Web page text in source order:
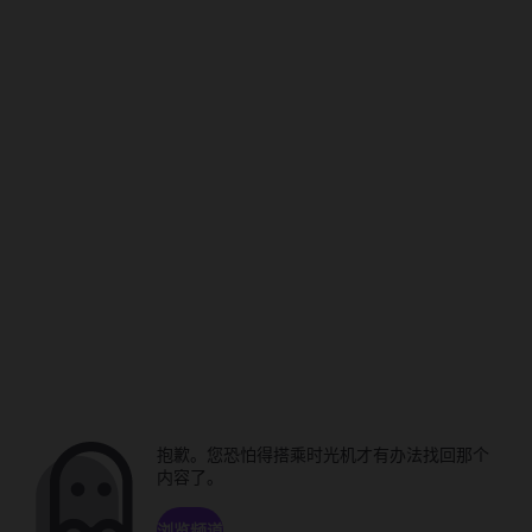
抱歉。您恐怕得搭乘时光机才有办法找回那个
内容了。